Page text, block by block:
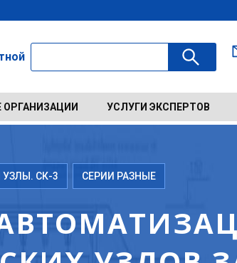
ОРГАНИЗАЦИИ УСЛУГИ ЭКСПЕРТОВ
СК-3 СЕРИИ РАЗНЫЕ